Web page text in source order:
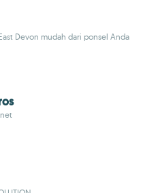
Devon mudah dari ponsel Anda